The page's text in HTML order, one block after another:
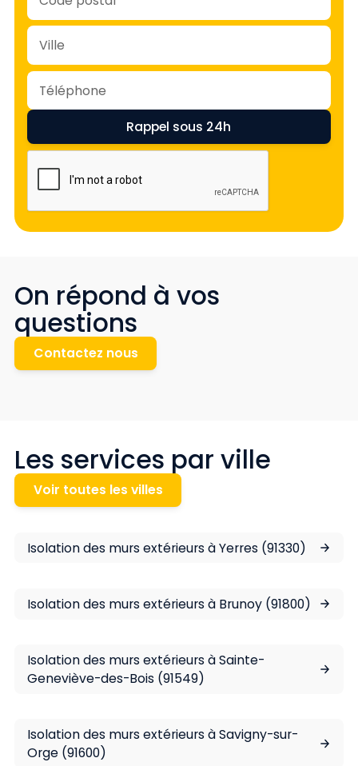
On répond à vos
questions
Contactez nous
Les services par ville
Voir toutes les villes
Isolation des murs extérieurs à Yerres (91330)
Isolation des murs extérieurs à Brunoy (91800)
Isolation des murs extérieurs à Sainte-
Geneviève-des-Bois (91549)
Isolation des murs extérieurs à Savigny-sur-
Orge (91600)